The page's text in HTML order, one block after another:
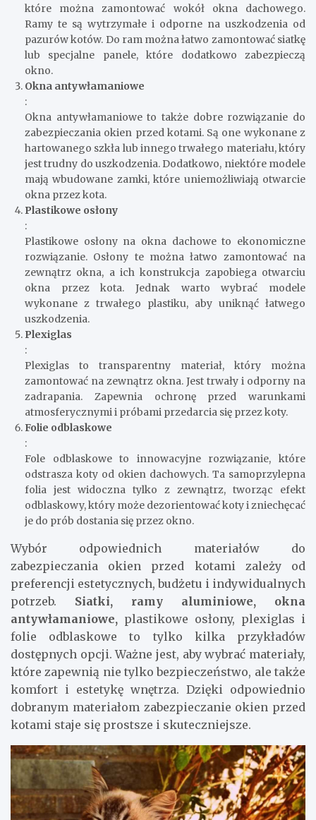
które można zamontować wokół okna dachowego.
Ramy te są wytrzymałe i odporne na uszkodzenia od
pazurów kotów. Do ram można łatwo zamontować siatkę
lub specjalne panele, które dodatkowo zabezpieczą
okno.
Okna antywłamaniowe
:
Okna antywłamaniowe to także dobre rozwiązanie do
zabezpieczania okien przed kotami. Są one wykonane z
hartowanego szkła lub innego trwałego materiału, który
jest trudny do uszkodzenia. Dodatkowo, niektóre modele
mają wbudowane zamki, które uniemożliwiają otwarcie
okna przez kota.
Plastikowe osłony
:
Plastikowe osłony na okna dachowe to ekonomiczne
rozwiązanie. Osłony te można łatwo zamontować na
zewnątrz okna, a ich konstrukcja zapobiega otwarciu
okna przez kota. Jednak warto wybrać modele
wykonane z trwałego plastiku, aby uniknąć łatwego
uszkodzenia.
Plexiglas
:
Plexiglas to transparentny materiał, który można
zamontować na zewnątrz okna. Jest trwały i odporny na
zadrapania. Zapewnia ochronę przed warunkami
atmosferycznymi i próbami przedarcia się przez koty.
Folie odblaskowe
:
Fole odblaskowe to innowacyjne rozwiązanie, które
odstrasza koty od okien dachowych. Ta samoprzylepna
folia jest widoczna tylko z zewnątrz, tworząc efekt
odblaskowy, który może dezorientować koty i zniechęcać
je do prób dostania się przez okno.
Wybór odpowiednich materiałów do
zabezpieczania okien przed kotami zależy od
preferencji estetycznych, budżetu i indywidualnych
potrzeb. Siatki, ramy aluminiowe, okna
antywłamaniowe, plastikowe osłony, plexiglas i
folie odblaskowe to tylko kilka przykładów
dostępnych opcji. Ważne jest, aby wybrać materiały,
które zapewnią nie tylko bezpieczeństwo, ale także
komfort i estetykę wnętrza. Dzięki odpowiednio
dobranym materiałom zabezpieczanie okien przed
kotami staje się prostsze i skuteczniejsze.